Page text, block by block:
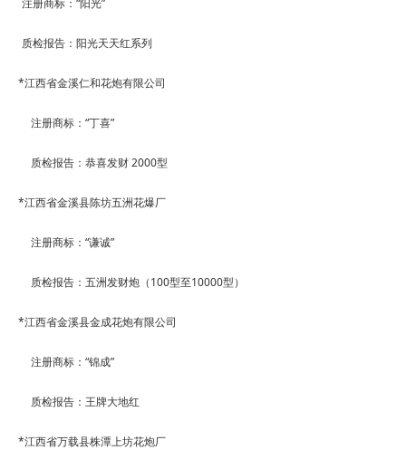
注册商标： “阳光”
质检报告：阳光天天红系列
*江西省金溪仁和花炮有限公司
注册商标： “丁喜”
质检报告：恭喜发财2000型
*江西省金溪县陈坊五洲花爆厂
注册商标： “谦诚”
质检报告：五洲发财炮（100型至10000型）
*江西省金溪县金成花炮有限公司
注册商标： “锦成”
质检报告：王牌大地红
*江西省万载县株潭上坊花炮厂